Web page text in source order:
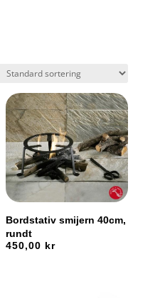
Bordstativ smijern 40cm,
rundt
450,00 kr